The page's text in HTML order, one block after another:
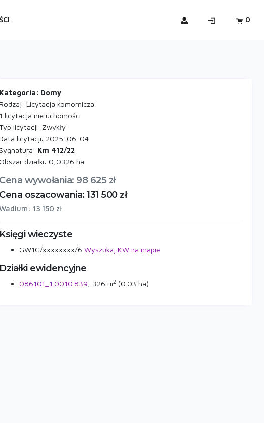
0
Kategoria: Domy
Rodzaj: Licytacja komornicza
1 licytacja nieruchomości
Typ licytacji: Zwykły
Data licytacji: 2025-06-04
Sygnatura: Km 412/22
Obszar działki: 0,0326 ha
Cena wywołania: 98 625 zł
Cena oszacowania: 131 500 zł
Wadium: 13 150 zł
Księgi wieczyste
GW1G/xxxxxxxx/6Wyszukaj KW na mapie
Działki ewidencyjne
086101_1.0010.839 , 326 m2 (0.03 ha)